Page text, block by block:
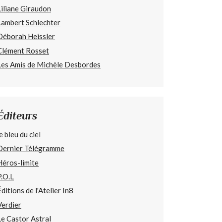
Giraudon
Schlechter
Heissler
Rosset
Amis de Michèle Desbordes
bleu du ciel
Télégramme
limite
de l'Atelier In8
Castor Astral